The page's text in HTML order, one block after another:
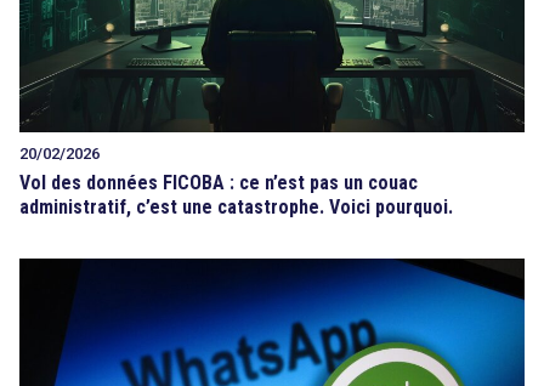
20/02/2026
Vol des données FICOBA : ce n’est pas un couac
administratif, c’est une catastrophe. Voici pourquoi.